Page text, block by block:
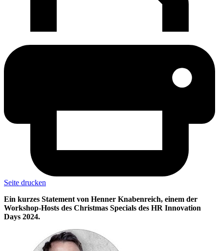
Seite drucken
Ein kurzes Statement von Henner Knabenreich, einem der
Workshop-Hosts des Christmas Specials des HR Innovation
Days 2024.